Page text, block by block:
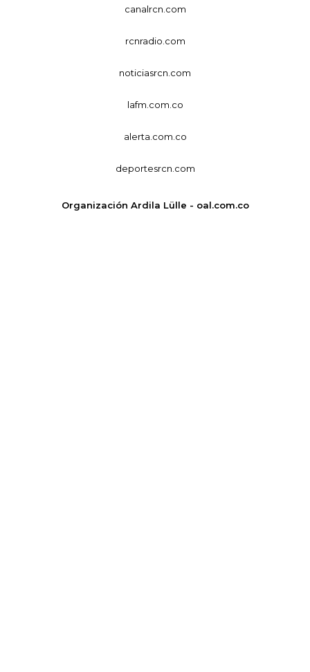
canalrcn.com
rcnradio.com
noticiasrcn.com
lafm.com.co
alerta.com.co
deportesrcn.com
Organización Ardila Lülle - oal.com.co